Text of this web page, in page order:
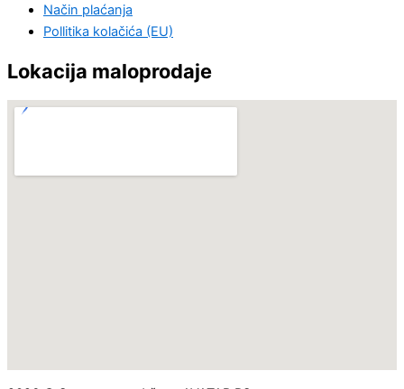
Način plaćanja
Pollitika kolačića (EU)
Lokacija maloprodaje